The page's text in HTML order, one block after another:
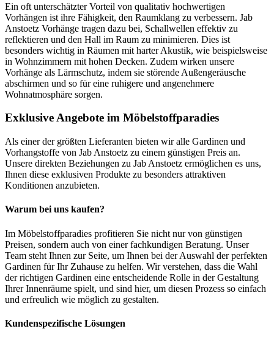
Ein oft unterschätzter Vorteil von qualitativ hochwertigen
Vorhängen ist ihre Fähigkeit, den Raumklang zu verbessern. Jab
Anstoetz Vorhänge tragen dazu bei, Schallwellen effektiv zu
reflektieren und den Hall im Raum zu minimieren. Dies ist
besonders wichtig in Räumen mit harter Akustik, wie beispielsweise
in Wohnzimmern mit hohen Decken. Zudem wirken unsere
Vorhänge als Lärmschutz, indem sie störende Außengeräusche
abschirmen und so für eine ruhigere und angenehmere
Wohnatmosphäre sorgen.
Exklusive Angebote im Möbelstoffparadies
Als einer der größten Lieferanten bieten wir alle Gardinen und
Vorhangstoffe von Jab Anstoetz zu einem günstigen Preis an.
Unsere direkten Beziehungen zu Jab Anstoetz ermöglichen es uns,
Ihnen diese exklusiven Produkte zu besonders attraktiven
Konditionen anzubieten.
Warum bei uns kaufen?
Im Möbelstoffparadies profitieren Sie nicht nur von günstigen
Preisen, sondern auch von einer fachkundigen Beratung. Unser
Team steht Ihnen zur Seite, um Ihnen bei der Auswahl der perfekten
Gardinen für Ihr Zuhause zu helfen. Wir verstehen, dass die Wahl
der richtigen Gardinen eine entscheidende Rolle in der Gestaltung
Ihrer Innenräume spielt, und sind hier, um diesen Prozess so einfach
und erfreulich wie möglich zu gestalten.
Kundenspezifische Lösungen